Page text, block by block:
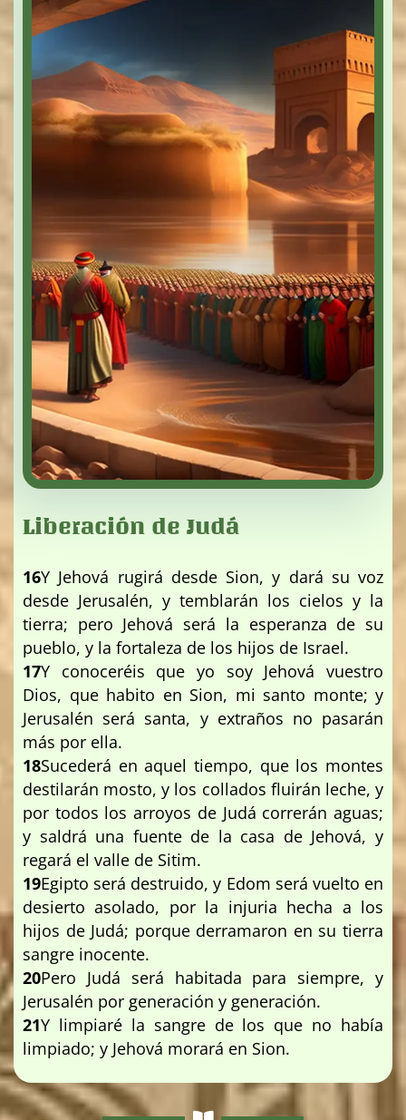
Liberación de Judá
16Y Jehová rugirá desde Sion, y dará su voz
desde Jerusalén, y temblarán los cielos y la
tierra; pero Jehová será la esperanza de su
pueblo, y la fortaleza de los hijos de Israel.
17Y conoceréis que yo soy Jehová vuestro
Dios, que habito en Sion, mi santo monte; y
Jerusalén será santa, y extraños no pasarán
más por ella.
18Sucederá en aquel tiempo, que los montes
destilarán mosto, y los collados fluirán leche, y
por todos los arroyos de Judá correrán aguas;
y saldrá una fuente de la casa de Jehová, y
regará el valle de Sitim.
19Egipto será destruido, y Edom será vuelto en
desierto asolado, por la injuria hecha a los
hijos de Judá; porque derramaron en su tierra
sangre inocente.
20Pero Judá será habitada para siempre, y
Jerusalén por generación y generación.
21Y limpiaré la sangre de los que no había
limpiado; y Jehová morará en Sion.